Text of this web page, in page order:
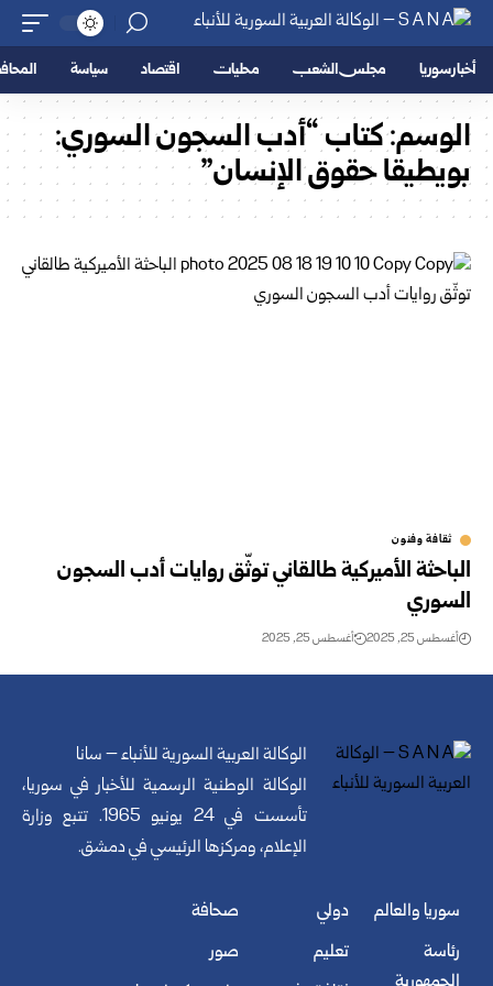
أخبار سوريا مجلس الشعب محليات اقتصاد سياسة
الوسم:كتاب “أدب السجون السوري:
بويطيقا حقوق الإنسان”
ثقافة وفنون
الباحثة الأميركية طالقاني توثّق روايات أدب السجون
السوري
أغسطس 25, 2025 أغسطس 25, 2025
الوكالة العربية السورية للأنباء – سانا
الوكالة الوطنية الرسمية للأخبار في سوريا،
تأسست في 24 يونيو 1965. تتبع وزارة
الإعلام، ومركزها الرئيسي في دمشق.
سوريا والعالم
رئاسة
دولي
تعليم
صحافة
صور